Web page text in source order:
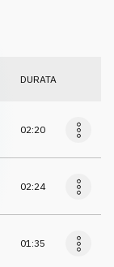
DURATA
02:20
02:24
01:35